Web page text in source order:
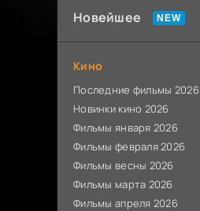
Новейшее
Кино
Последние фильмы 2026
Новинки кино 2026
Фильмы января 2026
Фильмы февраля 2026
Фильмы весны 2026
Фильмы марта 2026
Фильмы апреля 2026